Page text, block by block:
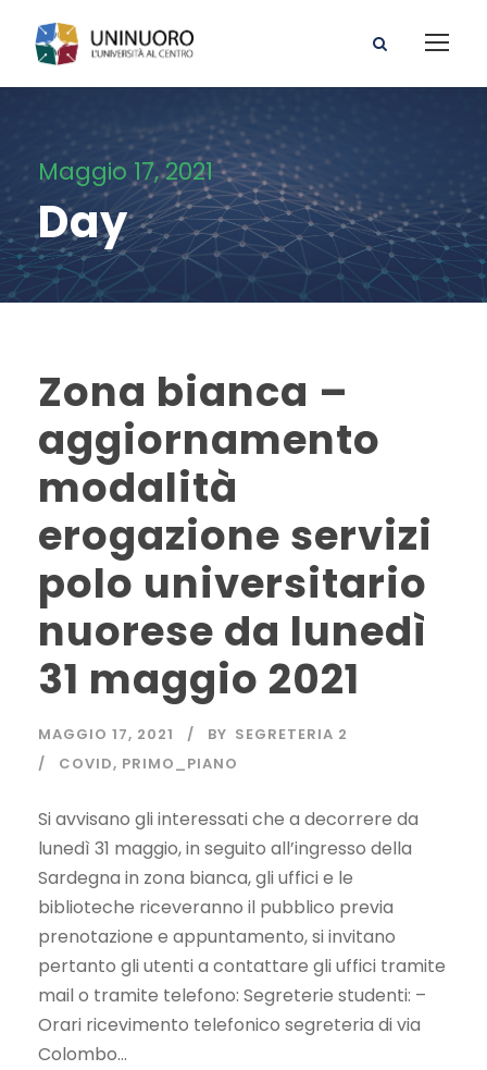
Maggio 17, 2021
Day
Zona bianca –
aggiornamento
modalità
erogazione servizi
polo universitario
nuorese da lunedì
31 maggio 2021
MAGGIO 17, 2021 BY SEGRETERIA 2
COVID, PRIMO_PIANO
Si avvisano gli interessati che a decorrere da
lunedì 31 maggio, in seguito all’ingresso della
Sardegna in zona bianca, gli uffici e le
biblioteche riceveranno il pubblico previa
prenotazione e appuntamento, si invitano
pertanto gli utenti a contattare gli uffici tramite
mail o tramite telefono: Segreterie studenti: –
Orari ricevimento telefonico segreteria di via
Colombo...